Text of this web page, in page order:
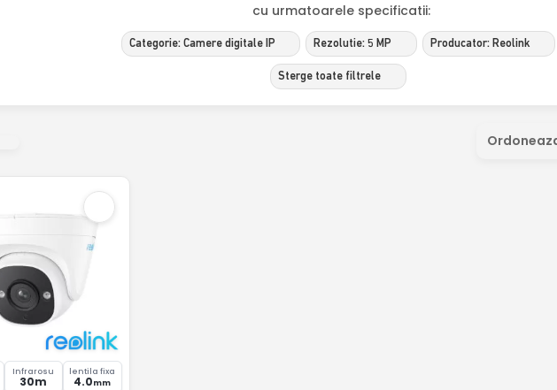
cu urmatoarele specificatii:
Categorie: Camere digitale IP Rezolutie: 5 MP Producator: Reolink
Sterge toate filtrele
Infrarosu
30m
lentila fixa
4.0mm